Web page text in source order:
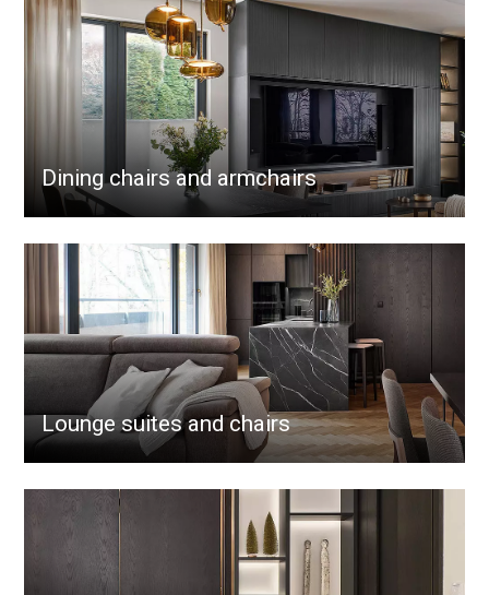
Dining chairs and armchairs
Lounge suites and chairs